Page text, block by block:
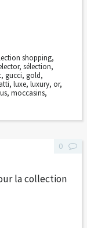
shopping,
,sélection,
, gucci, gold,
, luxe, luxury, or,
, moccasins,
la collection
0